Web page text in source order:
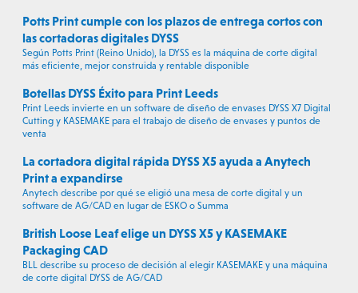
Potts Print cumple con los plazos de entrega cortos con
las cortadoras digitales DYSS
Según Potts Print (Reino Unido), la DYSS es la máquina de corte digital
más eficiente, mejor construida y rentable disponible
Botellas DYSS Éxito para Print Leeds
Print Leeds invierte en un software de diseño de envases DYSS X7 Digital
Cutting y KASEMAKE para el trabajo de diseño de envases y puntos de
venta
La cortadora digital rápida DYSS X5 ayuda a Anytech
Print a expandirse
Anytech describe por qué se eligió una mesa de corte digital y un
software de AG/CAD en lugar de ESKO o Summa
British Loose Leaf elige un DYSS X5 y KASEMAKE
Packaging CAD
BLL describe su proceso de decisión al elegir KASEMAKE y una máquina
de corte digital DYSS de AG/CAD